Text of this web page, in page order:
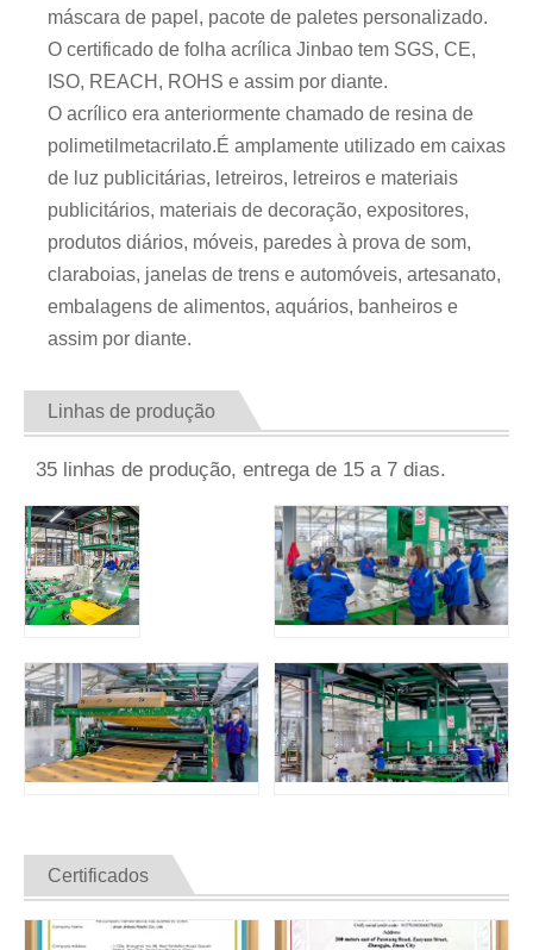
máscara de papel, pacote de paletes personalizado.
O certificado de folha acrílica Jinbao tem SGS, CE,
ISO, REACH, ROHS e assim por diante.
O acrílico era anteriormente chamado de resina de
polimetilmetacrilato.É amplamente utilizado em caixas
de luz publicitárias, letreiros, letreiros e materiais
publicitários, materiais de decoração, expositores,
produtos diários, móveis, paredes à prova de som,
claraboias, janelas de trens e automóveis, artesanato,
embalagens de alimentos, aquários, banheiros e
assim por diante.
Linhas de produção
35 linhas de produção, entrega de 15 a 7 dias.
Certificados